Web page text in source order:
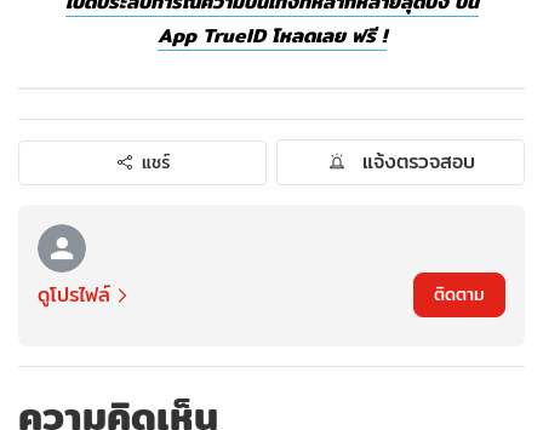
App TrueID โหลดเลย ฟรี !
แชร์ แจ้งตรวจสอบ
ดูโปรไฟล์ ติดตาม
ความคิดเห็น